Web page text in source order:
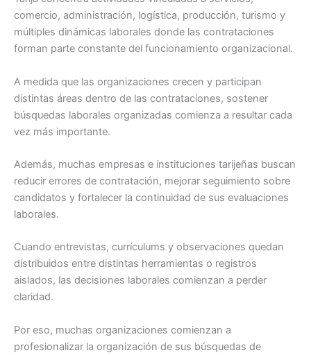
comercio, administración, logística, producción, turismo y
múltiples dinámicas laborales donde las contrataciones
forman parte constante del funcionamiento organizacional.
A medida que las organizaciones crecen y participan
distintas áreas dentro de las contrataciones, sostener
búsquedas laborales organizadas comienza a resultar cada
vez más importante.
Además, muchas empresas e instituciones tarijeñas buscan
reducir errores de contratación, mejorar seguimiento sobre
candidatos y fortalecer la continuidad de sus evaluaciones
laborales.
Cuando entrevistas, currículums y observaciones quedan
distribuidos entre distintas herramientas o registros
aislados, las decisiones laborales comienzan a perder
claridad.
Por eso, muchas organizaciones comienzan a
profesionalizar la organización de sus búsquedas de